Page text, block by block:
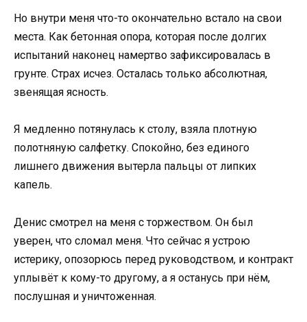
Но внутри меня что-то окончательно встало на свои
места. Как бетонная опора, которая после долгих
испытаний наконец намертво зафиксировалась в
грунте. Страх исчез. Осталась только абсолютная,
звенящая ясность.
Я медленно потянулась к столу, взяла плотную
полотняную салфетку. Спокойно, без единого
лишнего движения вытерла пальцы от липких
капель.
Денис смотрел на меня с торжеством. Он был
уверен, что сломал меня. Что сейчас я устрою
истерику, опозорюсь перед руководством, и контракт
уплывёт к кому-то другому, а я останусь при нём,
послушная и уничтоженная.